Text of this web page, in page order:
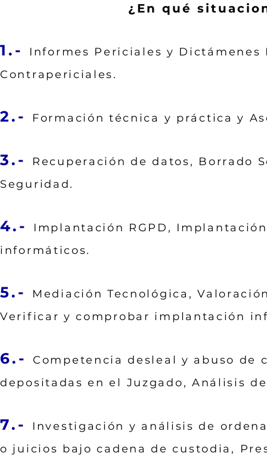
¿En qué
1.-
Informes Periciales y
Contrapericiales.
2.- Formación técnica y práctica y
3.-
Recuperación de datos, Borrado
Seguridad.
4.-
Implantación RGPD,
informáticos.
5.-
Mediación Tecnológica,
Verificar y comprobar implantación
6.-
Competencia desleal y abuso de
depositadas en el Juzgado, Análisis
7.-
Investigación y análisis de
o juicios bajo cadena de custodia,